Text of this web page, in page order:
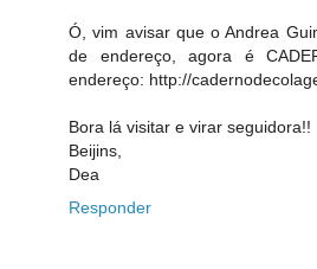
Ó, vim avisar que o Andrea
de endereço, agora é
endereço: http://
Bora lá visitar e virar seguidora!!
Beijins,
Dea
Responder